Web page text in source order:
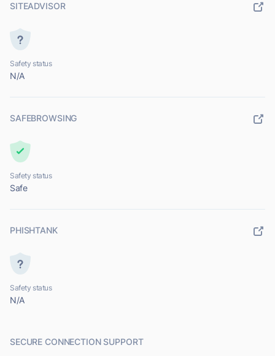
SITEADVISOR
Safety status
N/A
SAFEBROWSING
Safety status
Safe
PHISHTANK
Safety status
N/A
SECURE CONNECTION SUPPORT